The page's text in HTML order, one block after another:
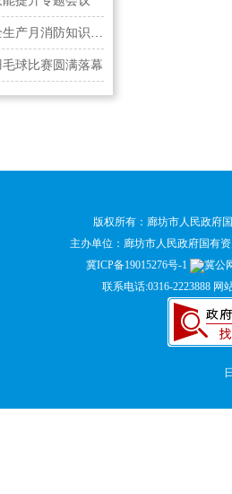
廊坊控股集团开展2026年安全生产月消防知识培训及应…
球比赛圆满落幕
版权所有：廊坊市人民政府
主办单位：廊坊市人民政府国有
冀ICP备19015276号-1
冀公
联系电话:0316-2223888 网